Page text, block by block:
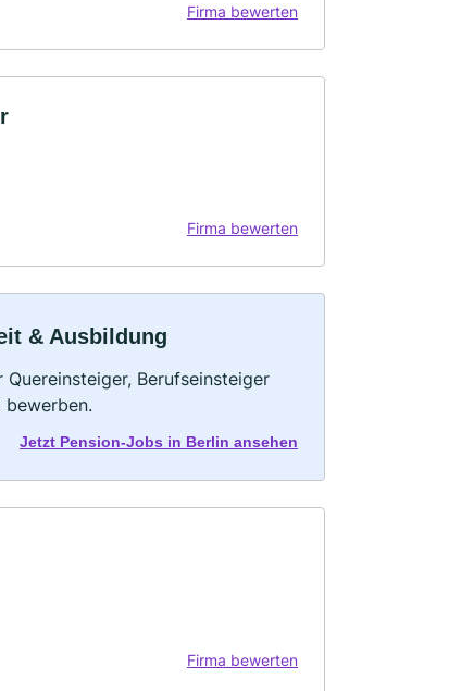
Firma bewerten
Firma bewerten
& Ausbildung
Berufseinsteiger
Jetzt Pension-Jobs in Berlin ansehen
Firma bewerten